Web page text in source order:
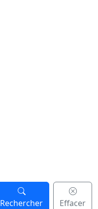
Rechercher Effacer